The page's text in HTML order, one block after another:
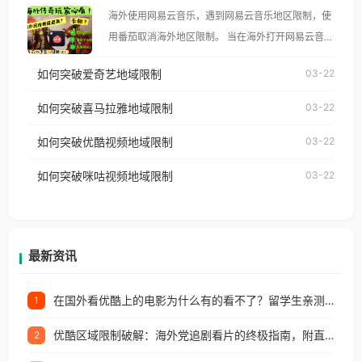
像其他音乐平台一样，出现地区及版权限制问题，且
仅能在中国大陆地区播放。 遇到这个问题的朋友们，
台湾、美国、加拿大、澳大利亚、欧洲等国家和地区
权限制所困扰。
海外使用网易云音乐，遇到网易云音乐地区限制，使
用番茄取消海外地区限制。 当在海外打开网易云音
播放”的提示语。 海外用户如香港、澳门、台湾、美
制问题，且仅能在中国大陆地区播放。 遇到这个问题
户收听网易云音乐地区版权限制」的问题，无论人在
如何突破爱奇艺地域限制 03-22
如何突破喜马拉雅地域限制 03-22
如何突破优酷视频地域限制 03-22
如何突破咪咕视频地域限制 03-22
最新资讯
1 在国外看优酷上的电影为什么有的看不了？留学生亲测有效的回国加速方案
2 优酷区域限制破解：海外党追剧看片的终极指南，附直播欧冠+1905电影网解决方案